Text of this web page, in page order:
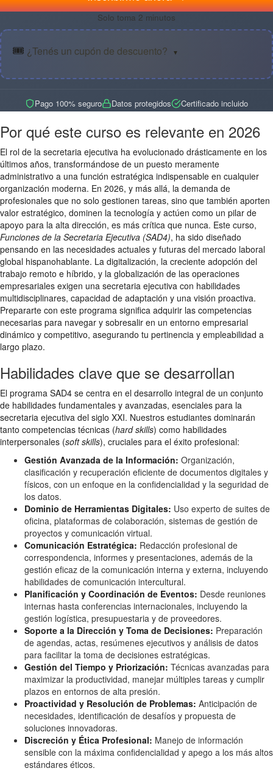
Solo toma 2 minutos
🎟️ ¿Tenés un cupón de descuento? ▼
Pago 100% seguro Datos protegidos Certificado incluido
Por qué este curso es relevante en 2026
El rol de la secretaria ejecutiva ha evolucionado drásticamente en los
últimos años, transformándose de un puesto meramente
administrativo a una función estratégica indispensable en cualquier
organización moderna. En 2026, y más allá, la demanda de
profesionales que no solo gestionen tareas, sino que también aporten
valor estratégico, dominen la tecnología y actúen como un pilar de
apoyo para la alta dirección, es más crítica que nunca. Este curso,
Funciones de la Secretaria Ejecutiva (SAD4), ha sido diseñado
pensando en las necesidades actuales y futuras del mercado laboral
global hispanohablante. La digitalización, la creciente adopción del
trabajo remoto e híbrido, y la globalización de las operaciones
empresariales exigen una secretaria ejecutiva con habilidades
multidisciplinares, capacidad de adaptación y una visión proactiva.
Prepararte con este programa significa adquirir las competencias
necesarias para navegar y sobresalir en un entorno empresarial
dinámico y competitivo, asegurando tu pertinencia y empleabilidad a
largo plazo.
Habilidades clave que se desarrollan
El programa SAD4 se centra en el desarrollo integral de un conjunto
de habilidades fundamentales y avanzadas, esenciales para la
secretaria ejecutiva del siglo XXI. Nuestros estudiantes dominarán
tanto competencias técnicas (hard skills) como habilidades
interpersonales (soft skills), cruciales para el éxito profesional:
Gestión Avanzada de la Información: Organización,
clasificación y recuperación eficiente de documentos digitales y
físicos, con un enfoque en la confidencialidad y la seguridad de
los datos.
Dominio de Herramientas Digitales: Uso experto de suites de
oficina, plataformas de colaboración, sistemas de gestión de
proyectos y comunicación virtual.
Comunicación Estratégica: Redacción profesional de
correspondencia, informes y presentaciones, además de la
gestión eficaz de la comunicación interna y externa, incluyendo
habilidades de comunicación intercultural.
Planificación y Coordinación de Eventos: Desde reuniones
internas hasta conferencias internacionales, incluyendo la
gestión logística, presupuestaria y de proveedores.
Soporte a la Dirección y Toma de Decisiones: Preparación
de agendas, actas, resúmenes ejecutivos y análisis de datos
para facilitar la toma de decisiones estratégicas.
Gestión del Tiempo y Priorización: Técnicas avanzadas para
maximizar la productividad, manejar múltiples tareas y cumplir
plazos en entornos de alta presión.
Proactividad y Resolución de Problemas: Anticipación de
necesidades, identificación de desafíos y propuesta de
soluciones innovadoras.
Discreción y Ética Profesional: Manejo de información
sensible con la máxima confidencialidad y apego a los más altos
estándares éticos.